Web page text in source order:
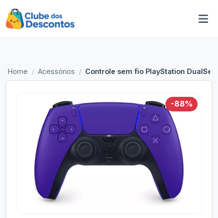
Home Acessórios Controle sem fio PlayStation
-88%